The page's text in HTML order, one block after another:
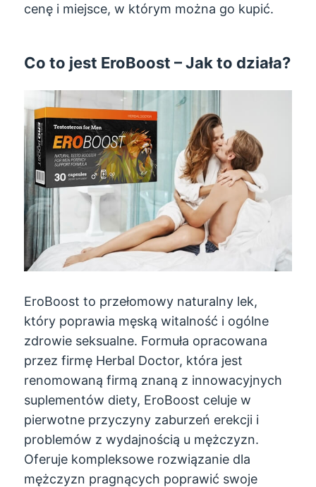
cenę i miejsce, w którym można go kupić.
Co to jest EroBoost – Jak to działa?
EroBoost to przełomowy naturalny lek,
który poprawia męską witalność i ogólne
zdrowie seksualne. Formuła opracowana
przez firmę Herbal Doctor, która jest
renomowaną firmą znaną z innowacyjnych
suplementów diety, EroBoost celuje w
pierwotne przyczyny zaburzeń erekcji i
problemów z wydajnością u mężczyzn.
Oferuje kompleksowe rozwiązanie dla
mężczyzn pragnących poprawić swoje